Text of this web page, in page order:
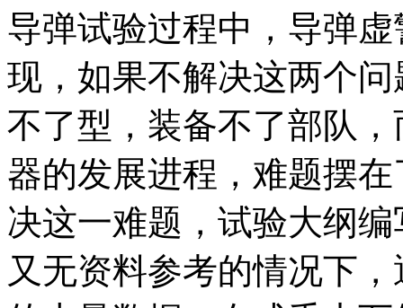
导弹试验过程中，导弹
现，如果不解决这两个
不了型，装备不了部队
器的发展进程，难题摆
决这一难题，试验大纲
又无资料参考的情况下